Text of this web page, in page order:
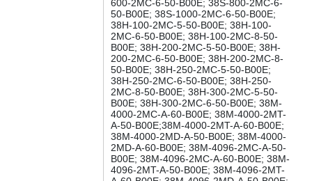
600-2MC-6-50-B00E; 38S-800-2MC-6-
50-B00E; 38S-1000-2MC-6-50-B00E;
38H-100-2MC-5-50-B00E; 38H-100-
2MC-6-50-B00E; 38H-100-2MC-8-50-
B00E; 38H-200-2MC-5-50-B00E; 38H-
200-2MC-6-50-B00E; 38H-200-2MC-8-
50-B00E; 38H-250-2MC-5-50-B00E;
38H-250-2MC-6-50-B00E; 38H-250-
2MC-8-50-B00E; 38H-300-2MC-5-50-
B00E; 38H-300-2MC-6-50-B00E; 38M-
4000-2MC-А-60-B00E; 38M-4000-2MT-
А-50-B00E;38M-4000-2MT-А-60-B00E;
38M-4000-2MD-А-50-B00E; 38M-4000-
2MD-А-60-B00E; 38M-4096-2MC-А-50-
B00E; 38M-4096-2MC-А-60-B00E; 38M-
4096-2MT-А-50-B00E; 38M-4096-2MT-